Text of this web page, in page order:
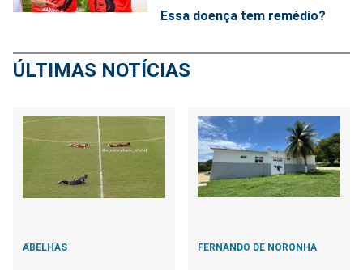
Essa doença tem remédio?
ÚLTIMAS NOTÍCIAS
ABELHAS FERNANDO DE NORONHA